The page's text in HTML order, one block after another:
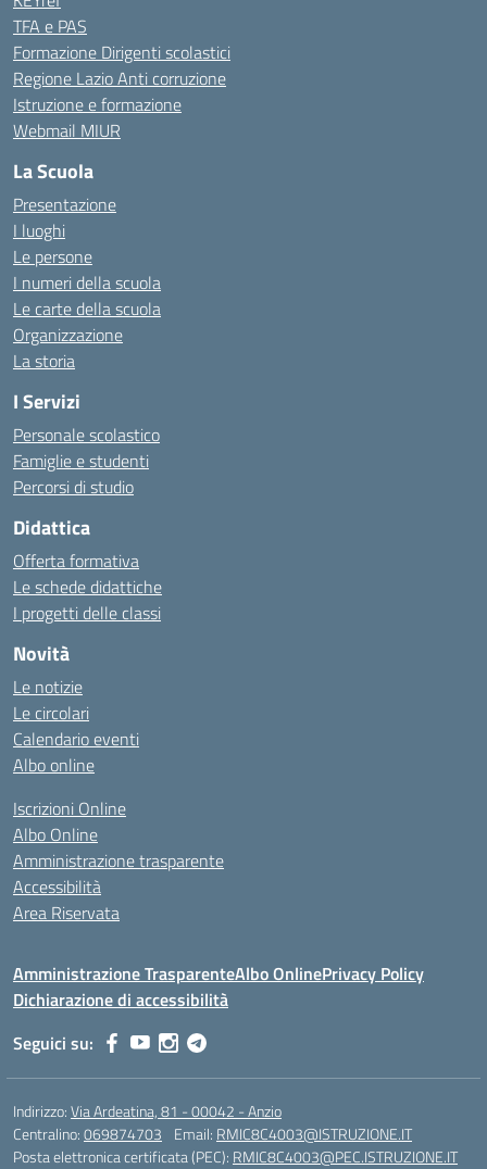
TFA e PAS
Formazione Dirigenti scolastici
Regione Lazio Anti corruzione
Istruzione e formazione
Webmail MIUR
La Scuola
Presentazione
I luoghi
Le persone
I numeri della scuola
Le carte della scuola
Organizzazione
La storia
I Servizi
Personale scolastico
Famiglie e studenti
Percorsi di studio
Didattica
Offerta formativa
Le schede didattiche
I progetti delle classi
Novità
Le notizie
Le circolari
Calendario eventi
Albo online
Iscrizioni Online
Albo Online
Amministrazione trasparente
Accessibilità
Area Riservata
Amministrazione TrasparenteAlbo OnlinePrivacy Policy
Dichiarazione di accessibilità
Seguici su:
Indirizzo:Via Ardeatina, 81 - 00042 - Anzio
Centralino:069874703 Email: RMIC8C4003@ISTRUZIONE.IT
Posta elettronica certificata (PEC): RMIC8C4003@PEC.ISTRUZIONE.IT